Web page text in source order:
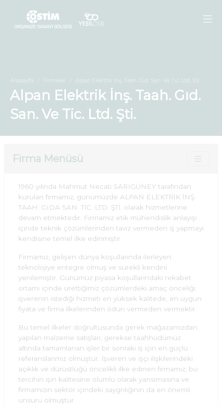
Anasayfa Firmalar Alpan Elektrik İnş. Taah. Gıd. San. Ve Tic. Ltd. Şti.
Alpan Elektrik İnş. Taah. Gıd.
San. Ve Tic. Ltd. Şti.
Firma Menüsü
1960 yılında Mahmut Necati SARIGÜNEY tarafından
kurulan firmamız, günümüzde ALPAN ELEKTRİK İNŞ.
TAAH. GIDA SAN. TİC. LTD. ŞTİ. olarak hizmetlerine
devam etmektedir. Firmamız etik mühendislik anlayışı
içinde teknik çözümlerinden taviz vermeden iş yapmayı
kendisine temel ilke edinmiştir.
Firmamız, gelişen dünya koşullarında ilerleyen
teknolojiye entegre olmuş ve sürekli kendini
yenilemiştir. Günümüz piyasa koşullarındaki rekabet
ortamı içinde ürettiğimiz çözümlerdeki amaç önceliği;
işverenin istediği hizmeti en yüksek kalitede, en uygun
fiyata ve firma ilkelerinden ödün vermeden vermektir.
Bu temel ilkeler doğrultusunda gerek mağazamızdan
yapılan malzeme satışları, gerekse taahhüdümüz
altında tamamlanan işler bir sonraki iş için en güçlü
referanslarımız olmuştur. İşveren ve işçi ilişkilerindeki
açıklık ve dürüstlüğü öncelikli ilke edinen firmamız, bu
tercihin işin kalitesine olumlu olarak yansımasına ve
firmamızın sektör içindeki saygnlığının da en önemli
unsuru olmuştur.